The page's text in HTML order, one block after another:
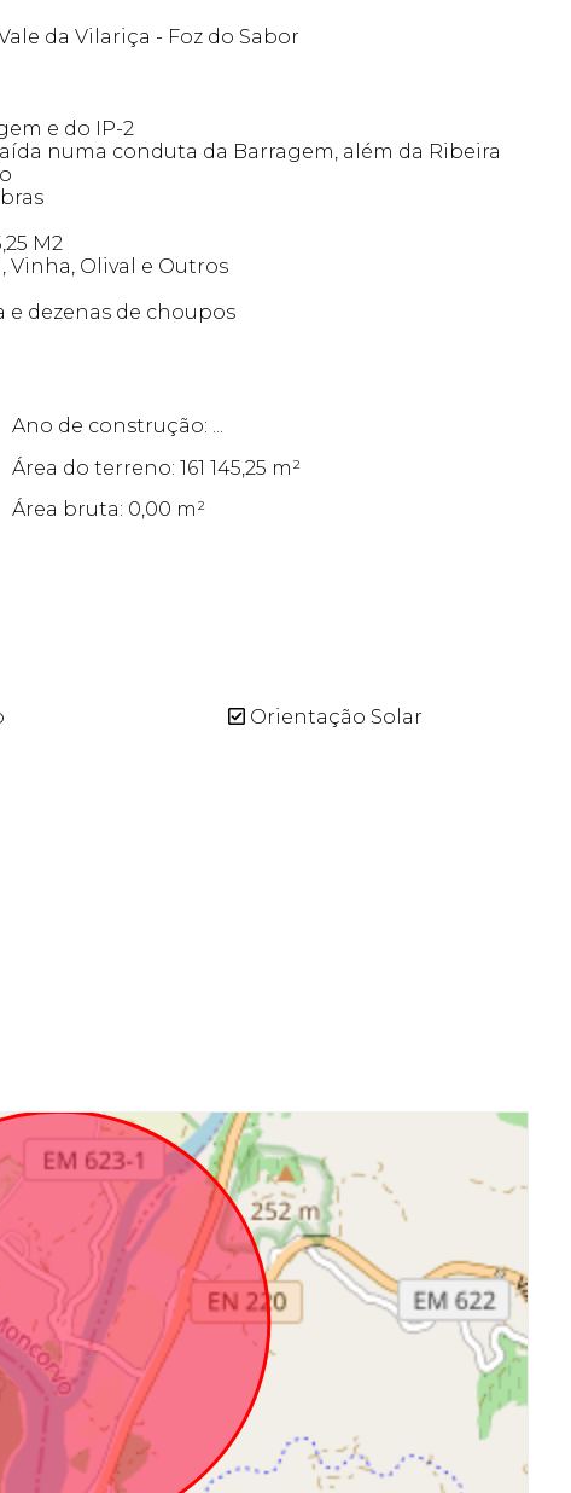
da Vilariça - Foz do Sabor
e do IP-2
numa conduta da Barragem, além da Ribeira
M2
Olival e Outros
e dezenas de choupos
Ano de construção: ...
Área do terreno: 161 145,25 m²
Área bruta: 0,00 m²
Orientação Solar